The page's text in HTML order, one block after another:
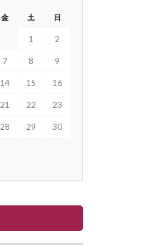
金 土 日
1 2
7 8 9
14 15 16
21 22 23
28 29 30